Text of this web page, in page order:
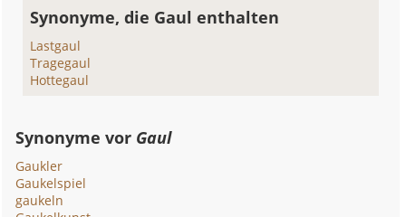
Synonyme, die Gaul enthalten
Lastgaul
Tragegaul
Hottegaul
Synonyme vor Gaul
Gaukler
Gaukelspiel
gaukeln